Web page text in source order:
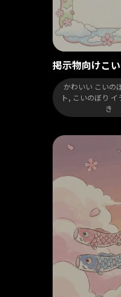
掲示物向けこ
かわいい こいの
ト, こいのぼり イ
き